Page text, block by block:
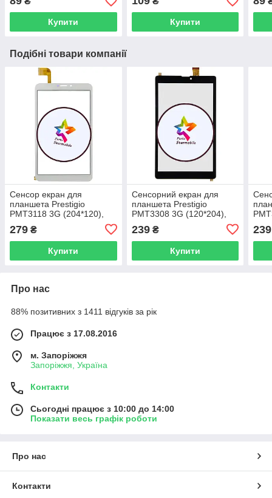
Купити Купити
Подібні товари компанії
Сенсор екран для
планшета Prestigio
PMT3118 3G (204*120),
V01)
279 ₴
Купити
Сенсорний екран для
планшета Prestigio
PMT3308 3G (120*204),
239₴
Купити
239
Про нас
88% позитивних з 1411 відгуків за рік
Працює з 17.08.2016
м. Запоріжжя
Запоріжжя, Україна
Контакти
Сьогодні працює з 10:00 до 14:00
Показати весь графік роботи
Про нас
Контакти